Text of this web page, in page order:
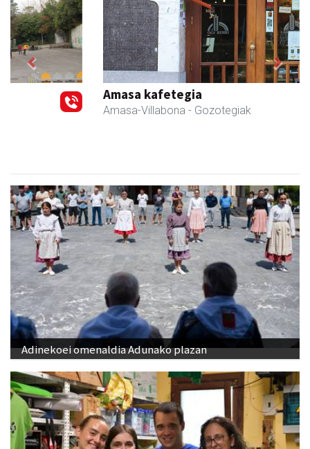
Amasa kafetegia
Amasa-Villabona - Gozotegiak
Previous Next
Adinekoei omenaldia Adunako plazan